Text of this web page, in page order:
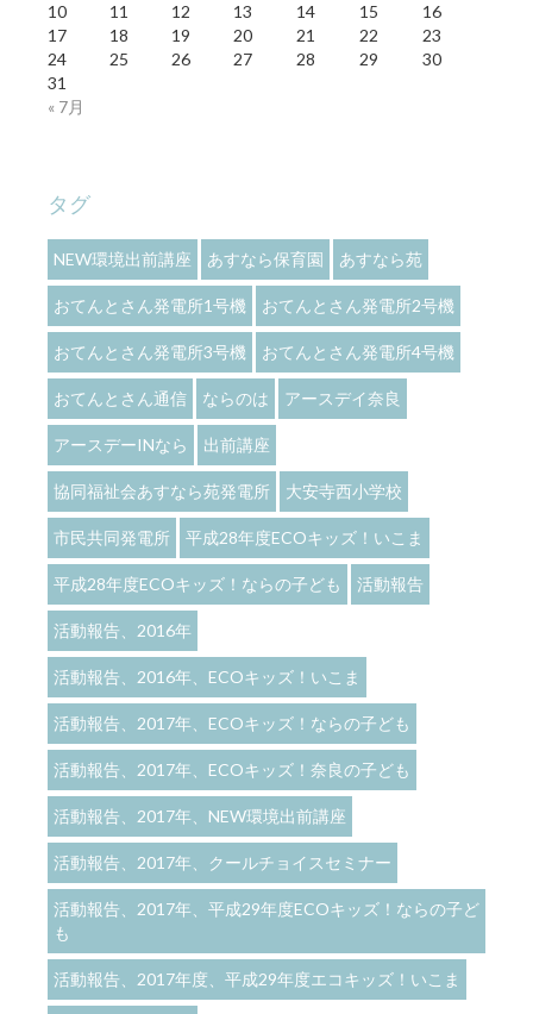
« 7月
10
11 12 13 14 15
16
17
18 19 20 21 22
23
24
25 26 27 28 29
30
31
タグ
NEW環境出前講座 あすなら保育園 あすなら苑
おてんとさん発電所1号機 おてんとさん発電所2号機
おてんとさん発電所3号機 おてんとさん発電所4号機
おてんとさん通信 ならのは アースデイ奈良
アースデーINなら 出前講座
協同福祉会あすなら苑発電所 大安寺西小学校
市民共同発電所 平成28年度ECOキッズ！いこま
平成28年度ECOキッズ！ならの子ども 活動報告
活動報告、2016年
活動報告、2016年、ECOキッズ！いこま
活動報告、2017年、ECOキッズ！ならの子ども
活動報告、2017年、ECOキッズ！奈良の子ども
活動報告、2017年、NEW環境出前講座
活動報告、2017年、クールチョイスセミナー
活動報告、2017年、平成29年度ECOキッズ！ならの子ど
も
活動報告、2017年度、平成29年度エコキッズ！いこま